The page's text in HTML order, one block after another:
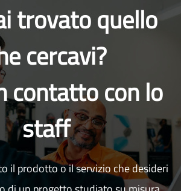
trovato quello
cercavi?
contatto con lo
staff
il prodotto o il servizio che desideri